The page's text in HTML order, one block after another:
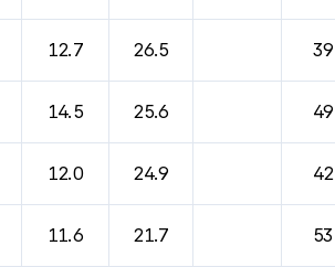
12.7 26.5 39
14.5 25.6 49
12.0 24.9 42
11.6 21.7 53